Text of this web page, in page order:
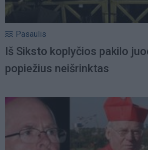
Pasaulis
Iš Siksto koplyčios pakilo
popiežius neišrinktas